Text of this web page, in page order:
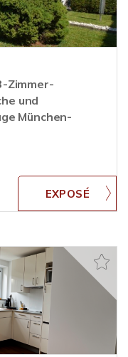
Zimmer-
und
München-